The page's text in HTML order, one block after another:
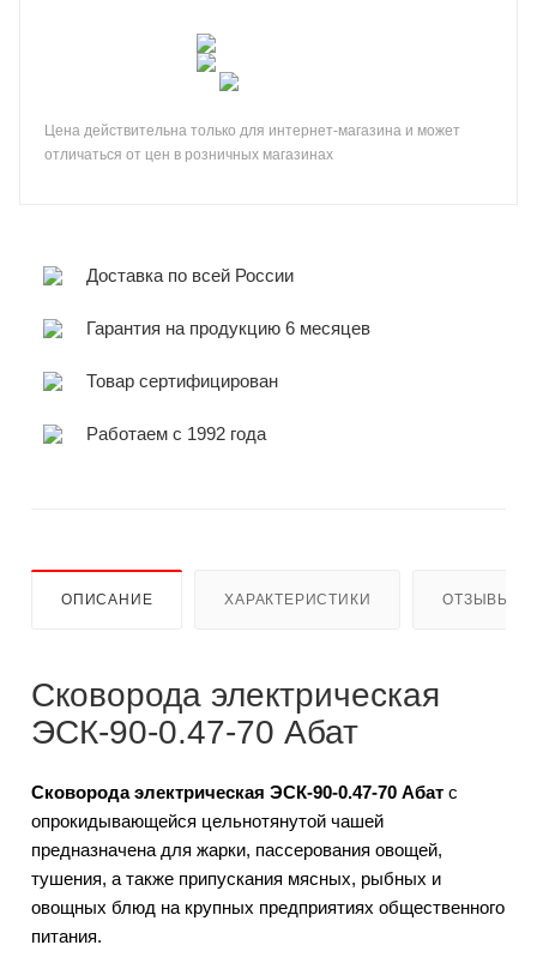
Цена действительна только для интернет-магазина и может
отличаться от цен в розничных магазинах
Доставка по всей России
Гарантия на продукцию 6 месяцев
Товар сертифицирован
Работаем с 1992 года
ОПИСАНИЕ ХАРАКТЕРИСТИКИ ОТЗЫВЫ
Сковорода электрическая
ЭСК-90-0.47-70 Абат
Сковорода электрическая ЭСК-90-0.47-70 Абат с
опрокидывающейся цельнотянутой чашей
предназначена для жарки, пассерования овощей,
тушения, а также припускания мясных, рыбных и
овощных блюд на крупных предприятиях общественного
питания.